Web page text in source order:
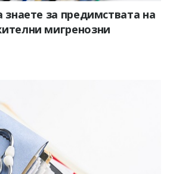
знаете за предимствата на
мигренозни